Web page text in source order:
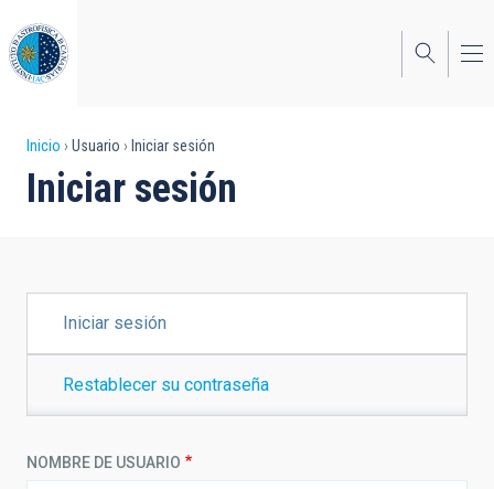
al
contenido
principal
Sobrescribir
enlaces
la
navegación
Inicio Usuario Iniciar sesión
Iniciar sesión
PRINCIPALES
Iniciar sesión
Restablecer su contraseña
NOMBRE DE USUARIO